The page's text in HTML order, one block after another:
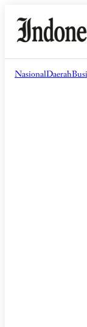
NasionalDaerah